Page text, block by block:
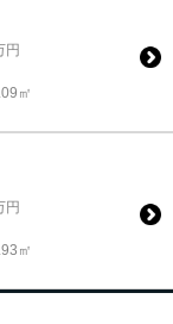
円
㎡
円
㎡